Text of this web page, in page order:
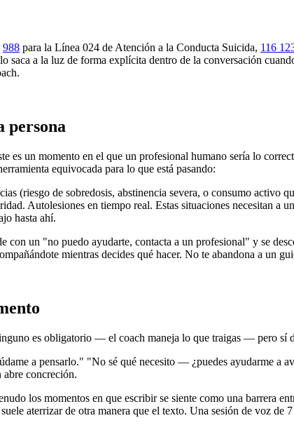
988 para la Línea 024 de Atención a la Conducta Suicida, 116
a la luz de forma explícita dentro de la conversación
persona
es un momento en el que un profesional humano sería lo
equivocada para lo que está pasando:
(riesgo de sobredosis, abstinencia severa, o consumo activo
Autolesiones en tiempo real. Estas situaciones necesitan a
hasta ahí.
un "no puedo ayudarte, contacta a un profesional" y se
mientras decides qué hacer. No te abandona a un
es obligatorio — el coach maneja lo que traigas — pero sí
a pensarlo." "No sé qué necesito — ¿puedes ayudarme a
concreción.
los momentos en que escribir se siente como una barrera
aterrizar de otra manera que el texto. Una sesión de voz